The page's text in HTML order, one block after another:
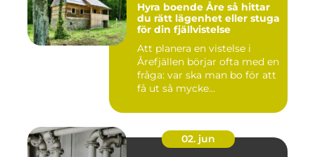
Hyra boende Åre så hittar
du rätt lägenhet eller stuga
för din fjällvistelse
Att planera en vistelse i
Årefjällen börjar ofta med en
fråga: var ska man bo för att
få ut så mycke...
02. jun